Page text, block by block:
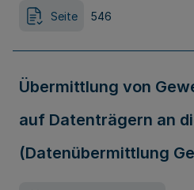
Seite 546
Übermittlung von
auf Datenträgern an
(Datenübermittlung